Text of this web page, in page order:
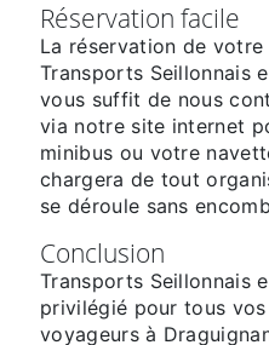
Réservation facile
La réservation de
Transports Seillonnais
vous suffit de nous
via notre site internet
minibus ou votre
chargera de tout
se déroule sans
Conclusion
Transports Seillonnais
privilégié pour tous
voyageurs à